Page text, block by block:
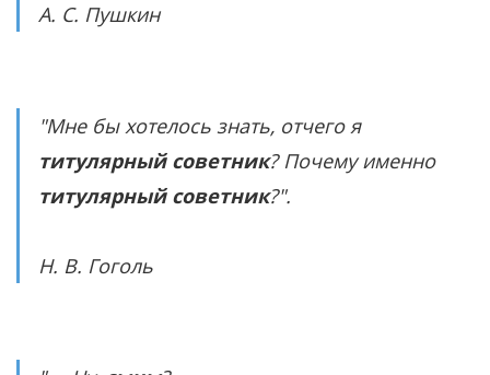
А. С. Пушкин
"Мне бы хотелось знать, отчего я
титулярный советник? Почему именно
титулярный советник?".
Н. В. Гоголь